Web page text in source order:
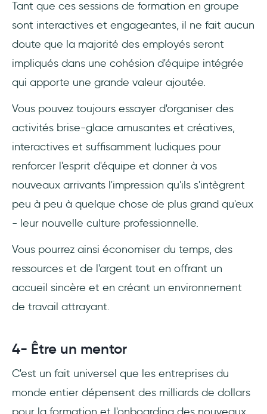
Tant que ces sessions de formation en groupe
sont interactives et engageantes, il ne fait aucun
doute que la majorité des employés seront
impliqués dans une cohésion d'équipe intégrée
qui apporte une grande valeur ajoutée.
Vous pouvez toujours essayer d'organiser des
activités brise-glace amusantes et créatives,
interactives et suffisamment ludiques pour
renforcer l'esprit d'équipe et donner à vos
nouveaux arrivants l'impression qu'ils s'intègrent
peu à peu à quelque chose de plus grand qu'eux
- leur nouvelle culture professionnelle.
Vous pourrez ainsi économiser du temps, des
ressources et de l'argent tout en offrant un
accueil sincère et en créant un environnement
de travail attrayant.
4- Être un mentor
C'est un fait universel que les entreprises du
monde entier dépensent des milliards de dollars